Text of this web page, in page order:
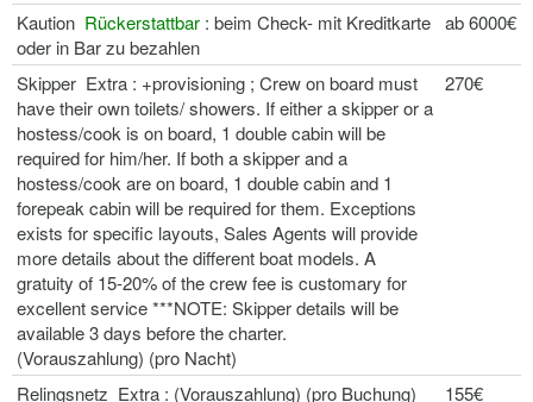
Kaution Rückerstattbar : beim Check- mit Kreditkarte
oder in Bar zu bezahlen
ab 6000€
Skipper Extra : +provisioning ; Crew on board must
have their own toilets/ showers. If either a skipper or a
hostess/cook is on board, 1 double cabin will be
required for him/her. If both a skipper and a
hostess/cook are on board, 1 double cabin and 1
forepeak cabin will be required for them. Exceptions
exists for specific layouts, Sales Agents will provide
more details about the different boat models. A
gratuity of 15-20% of the crew fee is customary for
excellent service ***NOTE: Skipper details will be
available 3 days before the charter.
(Vorauszahlung) (pro Nacht)
270€
Relingsnetz Extra : (Vorauszahlung) (pro Buchung) 155€